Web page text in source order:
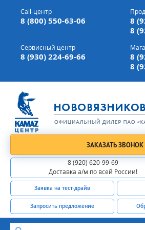
г. Вязники,ул. Механизаторов, д 90
Доставка а/м,по всей России
Call-центр
8 (800) 550-63-06
8
8
Сервисный центр
8 (930) 224-69-66
8
8
ЗАКАЗАТЬ ЗВОНОК
8 (920) 620-99-69
Доставка а/м по всей России!
Заявка на тест-драйв
Запросить предложение